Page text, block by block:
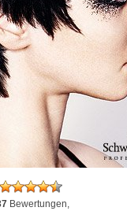
Bewertungen,